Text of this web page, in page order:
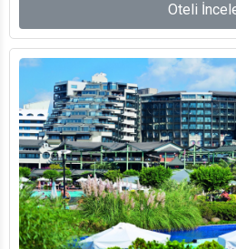
Oteli